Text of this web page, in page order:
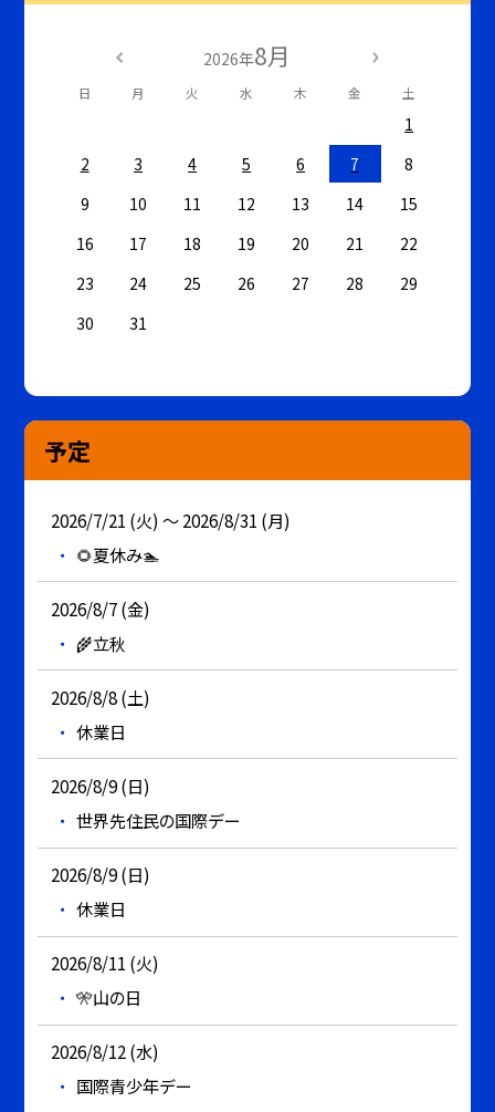
2026年8月
日 月 火 水 木 金 土
1
2
3 4 5 6 7
8
9
10 11 12 13 14
15
16
17 18 19 20 21
22
23
24 25 26 27 28
29
30
31
予定
2026/7/21 (火) ～ 2026/8/31 (月)
🌻夏休み🏊
2026/8/7 (金)
🌾立秋
2026/8/8 (土)
休業日
2026/8/9 (日)
世界先住民の国際デー
2026/8/9 (日)
休業日
2026/8/11 (火)
🎌山の日
2026/8/12 (水)
国際青少年デー